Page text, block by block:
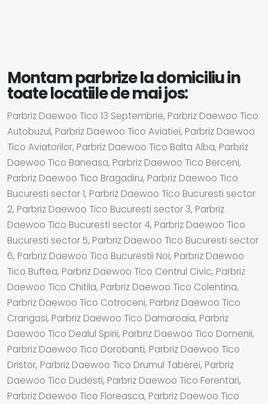
Montam parbrize la domiciliu in
toate locatiile de mai jos:
Parbriz Daewoo Tico 13 Septembrie, Parbriz Daewoo Tico
Autobuzul, Parbriz Daewoo Tico Aviatiei, Parbriz Daewoo
Tico Aviatorilor, Parbriz Daewoo Tico Balta Alba, Parbriz
Daewoo Tico Baneasa, Parbriz Daewoo Tico Berceni,
Parbriz Daewoo Tico Bragadiru, Parbriz Daewoo Tico
Bucuresti sector 1, Parbriz Daewoo Tico Bucuresti sector
2, Parbriz Daewoo Tico Bucuresti sector 3, Parbriz
Daewoo Tico Bucuresti sector 4, Parbriz Daewoo Tico
Bucuresti sector 5, Parbriz Daewoo Tico Bucuresti sector
6, Parbriz Daewoo Tico Bucurestii Noi, Parbriz Daewoo
Tico Buftea, Parbriz Daewoo Tico Centrul Civic, Parbriz
Daewoo Tico Chitila, Parbriz Daewoo Tico Colentina,
Parbriz Daewoo Tico Cotroceni, Parbriz Daewoo Tico
Crangasi, Parbriz Daewoo Tico Damaroaia, Parbriz
Daewoo Tico Dealul Spirii, Parbriz Daewoo Tico Domenii,
Parbriz Daewoo Tico Dorobanti, Parbriz Daewoo Tico
Dristor, Parbriz Daewoo Tico Drumul Taberei, Parbriz
Daewoo Tico Dudesti, Parbriz Daewoo Tico Ferentari,
Parbriz Daewoo Tico Floreasca, Parbriz Daewoo Tico